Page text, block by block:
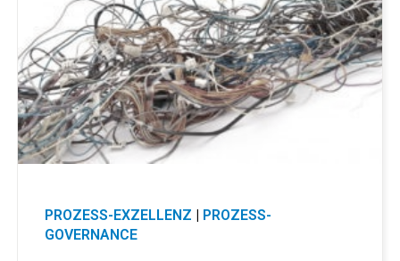
PROZESS-EXZELLENZ
PROZESS-
GOVERNANCE